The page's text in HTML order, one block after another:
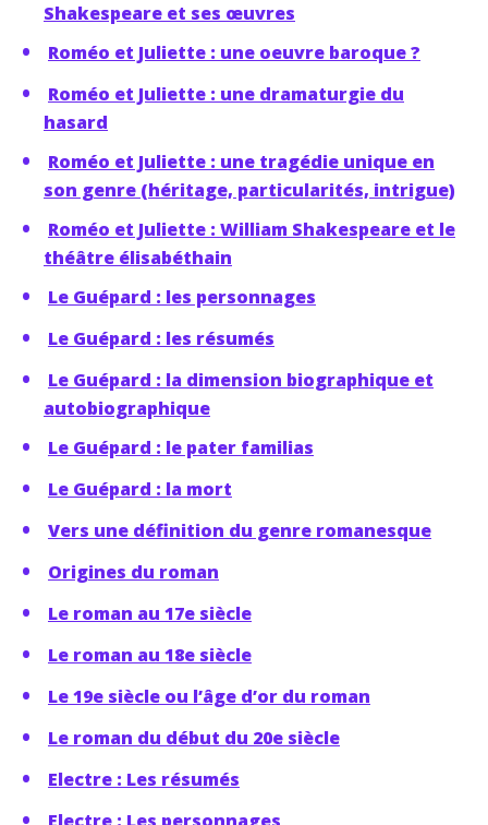
Shakespeare et ses œuvres
Roméo et Juliette : une oeuvre baroque ?
Roméo et Juliette : une dramaturgie du
hasard
Roméo et Juliette : une tragédie unique en
son genre (héritage, particularités, intrigue)
Roméo et Juliette : William Shakespeare et le
théâtre élisabéthain
Le Guépard : les personnages
Le Guépard : les résumés
Le Guépard : la dimension biographique et
autobiographique
Le Guépard : le pater familias
Le Guépard : la mort
Vers une définition du genre romanesque
Origines du roman
Le roman au 17e siècle
Le roman au 18e siècle
Le 19e siècle ou l’âge d’or du roman
Le roman du début du 20e siècle
Electre : Les résumés